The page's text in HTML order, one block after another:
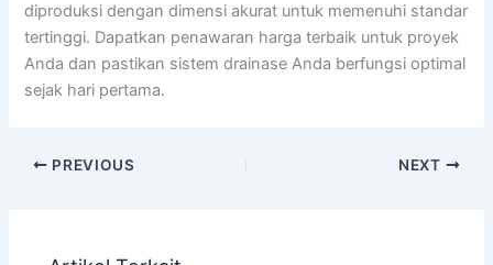
diproduksi dengan dimensi akurat untuk memenuhi standar
tertinggi. Dapatkan penawaran harga terbaik untuk proyek
Anda dan pastikan sistem drainase Anda berfungsi optimal
sejak hari pertama.
PREVIOUS NEXT